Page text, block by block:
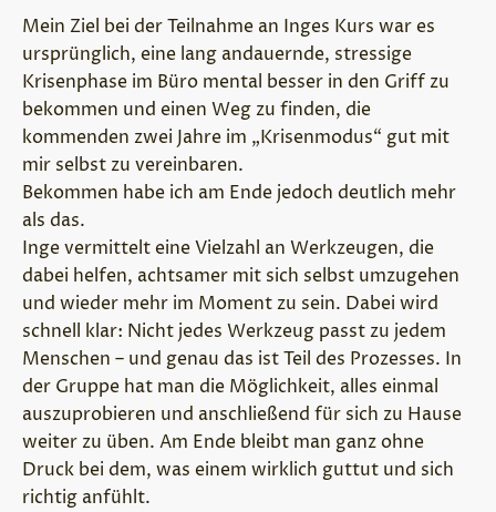
Mein Ziel bei der Teilnahme an Inges Kurs war es
ursprünglich, eine lang andauernde, stressige
Krisenphase im Büro mental besser in den Griff zu
bekommen und einen Weg zu finden, die
kommenden zwei Jahre im „Krisenmodus“ gut mit
mir selbst zu vereinbaren.
Bekommen habe ich am Ende jedoch deutlich mehr
als das.
Inge vermittelt eine Vielzahl an Werkzeugen, die
dabei helfen, achtsamer mit sich selbst umzugehen
und wieder mehr im Moment zu sein. Dabei wird
schnell klar: Nicht jedes Werkzeug passt zu jedem
Menschen – und genau das ist Teil des Prozesses. In
der Gruppe hat man die Möglichkeit, alles einmal
auszuprobieren und anschließend für sich zu Hause
weiter zu üben. Am Ende bleibt man ganz ohne
Druck bei dem, was einem wirklich guttut und sich
richtig anfühlt.